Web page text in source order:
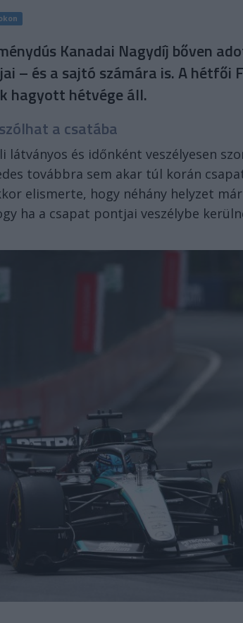
Kanadai Nagydíj bőven
– és a sajtó számára is. A hétfői
hagyott hétvége áll.
a csatába
látványos és időnként veszélyesen
továbbra sem akar túl korán
elismerte, hogy néhány helyzet
ha a csapat pontjai veszélybe